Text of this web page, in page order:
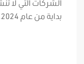
الشركات التي لا
بداية من عام 2024.